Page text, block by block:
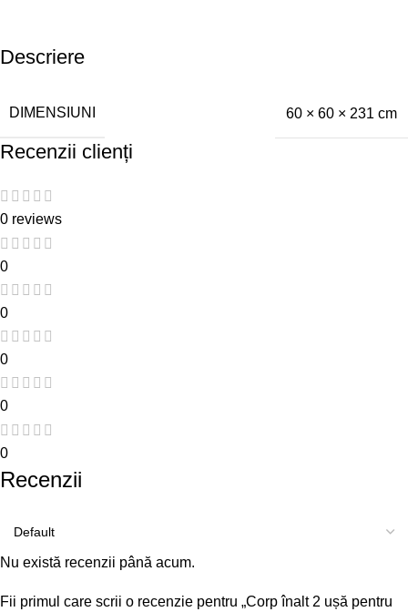
Descriere
DIMENSIUNI 60 × 60 × 231 cm
Recenzii clienți
0 reviews
0
0
0
0
0
Recenzii
Nu există recenzii până acum.
Fii primul care scrii o recenzie pentru „Corp înalt 2 ușă pentru